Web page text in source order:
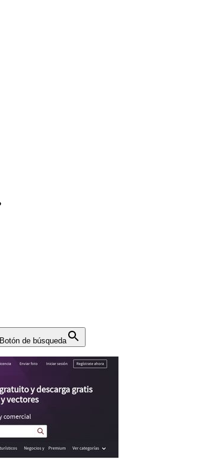
Botón de búsqueda